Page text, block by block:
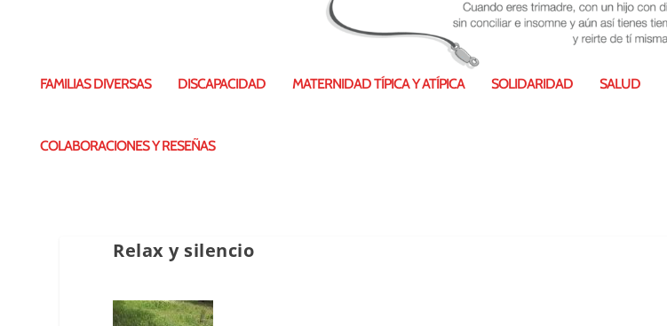
FAMILIAS DIVERSAS DISCAPACIDAD MATERNIDAD TÍPICA Y ATÍPICA SOLIDARIDAD SALUD
COLABORACIONES Y RESEÑAS
Relax y silencio